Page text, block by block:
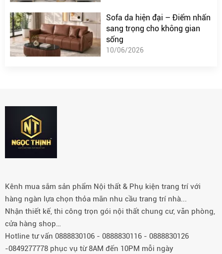
Sofa da hiện đại – Điểm nhấn
sang trọng cho không gian
sống
10/06/2026
Kênh mua sắm sản phẩm Nội thất & Phụ kiện trang trí với
hàng ngàn lựa chọn thỏa mãn nhu cầu trang trí nhà...
Nhận thiết kế, thi công trọn gói nội thất chung cư, văn phòng,
cửa hàng shop…
Hotline tư vấn 0888830106 - 0888830116 - 0888830126
-0849277778 phục vụ từ 8AM đến 10PM mỗi ngày